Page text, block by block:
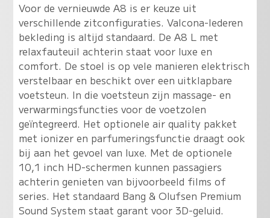
Voor de vernieuwde A8 is er keuze uit
verschillende zitconfiguraties. Valcona-lederen
bekleding is altijd standaard. De A8 L met
relaxfauteuil achterin staat voor luxe en
comfort. De stoel is op vele manieren elektrisch
verstelbaar en beschikt over een uitklapbare
voetsteun. In die voetsteun zijn massage- en
verwarmingsfuncties voor de voetzolen
geïntegreerd. Het optionele air quality pakket
met ionizer en parfumeringsfunctie draagt ook
bij aan het gevoel van luxe. Met de optionele
10,1 inch HD-schermen kunnen passagiers
achterin genieten van bijvoorbeeld films of
series. Het standaard Bang & Olufsen Premium
Sound System staat garant voor 3D-geluid.